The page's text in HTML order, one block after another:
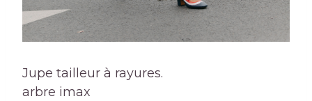
Jupe tailleur à rayures.
arbre imax